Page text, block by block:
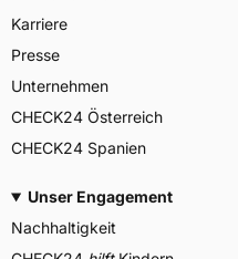
Karriere
Presse
Unternehmen
CHECK24 Österreich
CHECK24 Spanien
Unser Engagement
Nachhaltigkeit